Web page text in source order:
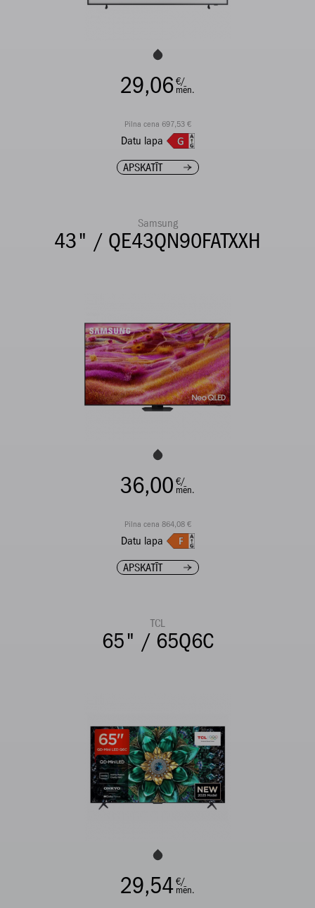
29,06€/
mēn.
Pilna cena 697,53 €
Datu lapa
APSKATĪT
Samsung
43" / QE43QN90FATXXH
36,00 €/
mēn.
Pilna cena 864,08 €
Datu lapa
APSKATĪT
TCL
65" / 65Q6C
29,54€/
mēn.